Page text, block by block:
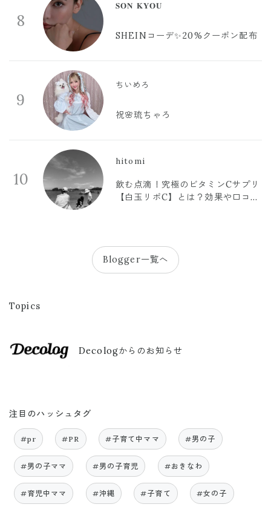
8
𝐒𝐎𝐍 𝐊𝐘𝐎𝐔
SHEINコーデ✨20%クーポン配布
9
ちいめろ
祝🌸琉ちゃろ
10
hitomi
飲む点滴！究極のビタミンCサプリ
【白玉リポC】とは？効果や口コミ
Blogger一覧へ
Topics
Decologからのお知らせ
注目のハッシュタグ
#pr #PR #子育て中ママ #男の子
#男の子ママ #男の子育児 #おきなわ
#育児中ママ #沖縄 #子育て #女の子